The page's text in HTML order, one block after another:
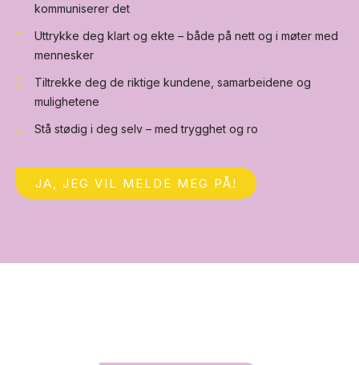
kommuniserer det
Uttrykke deg klart og ekte – både på nett og i møter med
mennesker
Tiltrekke deg de riktige kundene, samarbeidene og
mulighetene
Stå stødig i deg selv – med trygghet og ro
JA, JEG VIL MELDE MEG PÅ!